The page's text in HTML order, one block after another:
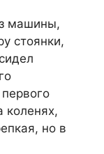
машины,
стоянки,
коленях,
но в